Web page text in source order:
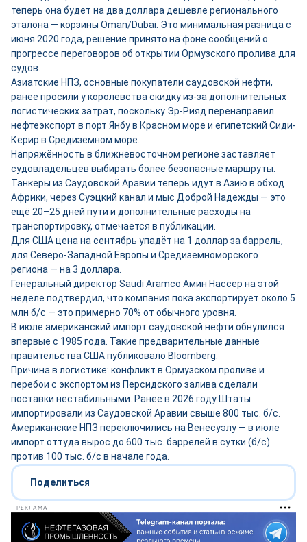
теперь она будет на два доллара дешевле регионального
эталона — корзины Oman/Dubai. Это минимальная разница с
июня 2020 года, решение принято на фоне сообщений о
прогрессе переговоров об открытии Ормузского пролива для
судов.
Азиатские НПЗ, основные покупатели саудовской нефти,
ранее просили у королевства скидку из-за дополнительных
логистических затрат, поскольку Эр-Рияд перенаправил
нефтеэкспорт в порт Янбу в Красном море и египетский Сиди-
Керир в Средиземном море.
Напряжённость в ближневосточном регионе заставляет
судовладельцев выбирать более безопасные маршруты.
Танкеры из Саудовской Аравии теперь идут в Азию в обход
Африки, через Суэцкий канал и мыс Доброй Надежды — это
ещё 20–25 дней пути и дополнительные расходы на
транспортировку, отмечается в публикации.
Для США цена на сентябрь упадёт на 1 доллар за баррель,
для Северо-Западной Европы и Средиземноморского
региона — на 3 доллара.
Генеральный директор Saudi Aramco Амин Нассер на этой
неделе подтвердил, что компания пока экспортирует около 5
млн б/с — это примерно 70% от обычного уровня.
В июле американский импорт саудовской нефти обнулился
впервые с 1985 года. Такие предварительные данные
правительства США публиковало Bloomberg.
Причина в логистике: конфликт в Ормузском проливе и
перебои с экспортом из Персидского залива сделали
поставки нестабильными. Ранее в 2026 году Штаты
импортировали из Саудовской Аравии свыше 800 тыс. б/с.
Американские НПЗ переключились на Венесуэлу — в июле
импорт оттуда вырос до 600 тыс. баррелей в сутки (б/с)
против 100 тыс. б/с в начале года.
Поделиться
РЕКЛАМА